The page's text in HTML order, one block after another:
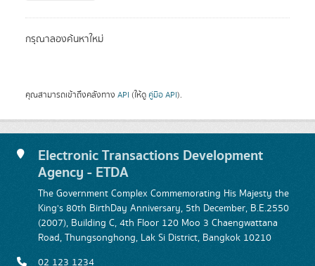
กรุณาลองค้นหาใหม่
คุณสามารถเข้าถึงคลังทาง API (ให้ดู คู่มือ API).
Electronic Transactions Development
Agency - ETDA
The Government Complex Commemorating His Majesty the
King's 80th BirthDay Anniversary, 5th December, B.E.2550
(2007), Building C, 4th Floor 120 Moo 3 Chaengwattana
Road, Thungsonghong, Lak Si District, Bangkok 10210
02 123 1234